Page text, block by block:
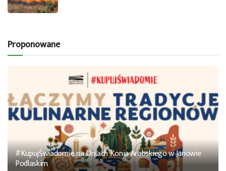
Proponowane
#KupujŚwiadomie na Dniach Konia Arabskiego w Janowie
Podlaskim